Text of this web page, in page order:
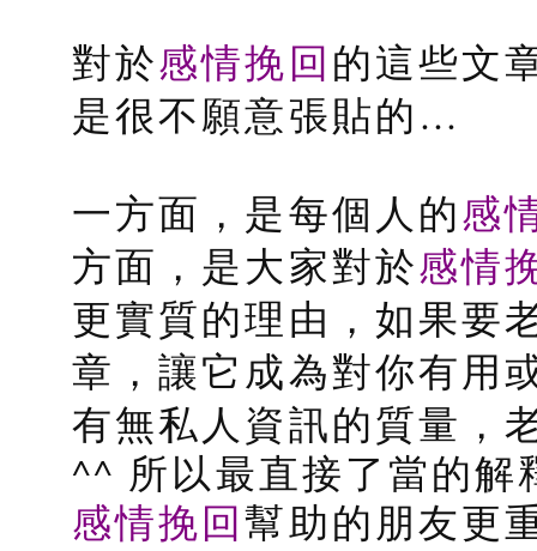
對於感情挽回的這些文
是很不願意張貼的…
一方面，是每個人的感
方面，是大家對於感情
更實質的理由，如果要
章，讓它成為對你有用
有無私人資訊的質量，
^^ 所以最直接了當的解
感情挽回幫助的朋友更